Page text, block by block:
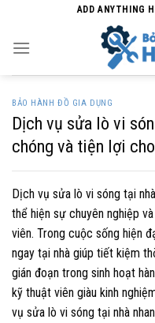
content
ADD ANYTHING
BẢO HÀNH ĐỒ GIA DỤNG
Dịch vụ sửa lò vi
chóng và tiện lợi
Dịch vụ sửa lò vi sóng tại
thể hiện sự chuyên nghiệp
viên. Trong cuộc sống hiện
ngay tại nhà giúp tiết kiệm
gián đoạn trong sinh hoạt
kỹ thuật viên giàu kinh
vụ sửa lò vi sóng tại nhà